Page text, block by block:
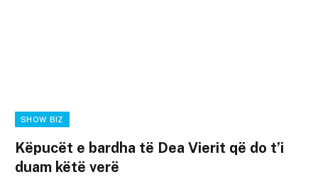
SHOW BIZ
Këpucët e bardha të Dea Vierit që do t’i
duam këtë verë